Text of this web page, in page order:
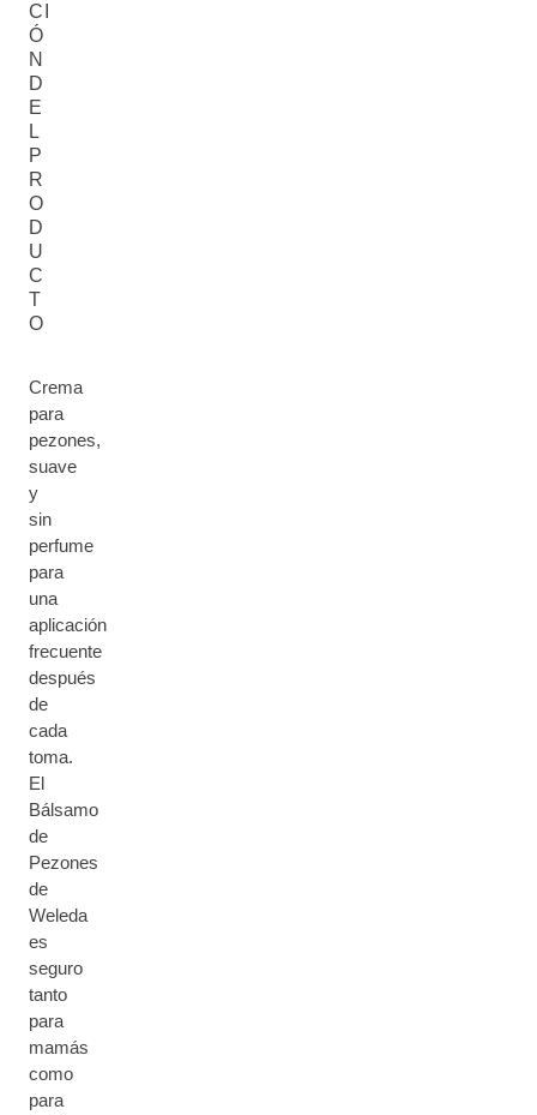
CI
Ó
N
D
E
L
P
R
O
D
U
C
T
O
Crema
para
pezones,
suave
y
sin
perfume
para
una
aplicación
frecuente
después
de
cada
toma.
El
Bálsamo
de
Pezones
de
Weleda
es
seguro
tanto
para
mamás
como
para